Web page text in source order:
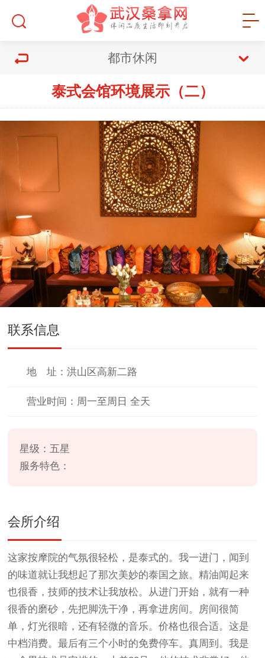
都市休闲
泰式会馆环境展示（二）
联系信息
地 址：洪山区高新二路
营业时间：周一至周日 全天
星级： 五星
服务特色：
会所介绍
这家按摩院的气氛很轻松，是泰式的。我一进门，闻到
的味道就让我想起了那次美妙的泰国之旅。精油闻起来
也很香，技师的技术让我放松。从进门开始，就有一种
很香的磨砂，先把脚洗干净，再拿进房间。房间很简
单，灯光很暗，还有轻微的音乐。价格也很合适。这是
中档消费。最后有三个小时的免费停车。真周到。我是